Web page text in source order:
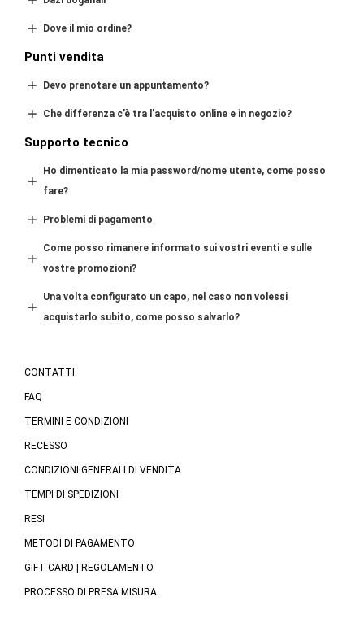
CONTATTI
FAQ
TERMINI E CONDIZIONI
RECESSO
CONDIZIONI GENERALI DI VENDITA
TEMPI DI SPEDIZIONI
RESI
METODI DI PAGAMENTO
GIFT CARD | REGOLAMENTO
PROCESSO DI PRESA MISURA
Dove il mio ordine?
Punti vendita
Devo prenotare un appuntamento?
Che differenza c’è tra l’acquisto online e in negozio?
Supporto tecnico
Ho dimenticato la mia password/nome utente, come posso
fare?
Problemi di pagamento
Come posso rimanere informato sui vostri eventi e sulle
vostre promozioni?
Una volta configurato un capo, nel caso non volessi
acquistarlo subito, come posso salvarlo?